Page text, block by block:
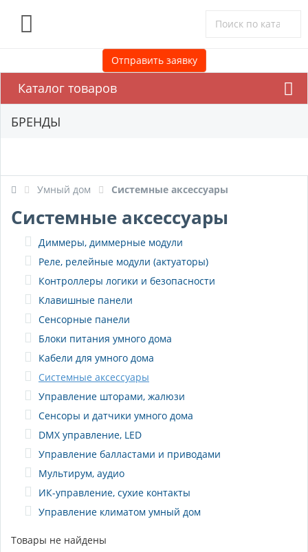
Отправить заявку
Каталог товаров
БРЕНДЫ
Умный дом Системные аксессуары
Системные аксессуары
Диммеры, диммерные модули
Реле, релейные модули (актуаторы)
Контроллеры логики и безопасности
Клавишные панели
Сенсорные панели
Блоки питания умного дома
Кабели для умного дома
Системные аксессуары
Управление шторами, жалюзи
Сенсоры и датчики умного дома
DMX управление, LED
Управление балластами и приводами
Мультирум, аудио
ИК-управление, сухие контакты
Управление климатом умный дом
Товары не найдены